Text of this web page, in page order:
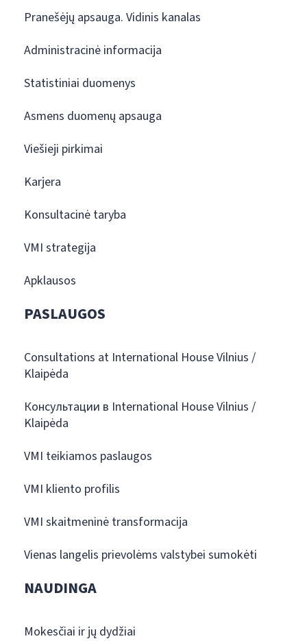
Pranešėjų apsauga. Vidinis kanalas
Administracinė informacija
Statistiniai duomenys
Asmens duomenų apsauga
Viešieji pirkimai
Karjera
Konsultacinė taryba
VMI strategija
Apklausos
PASLAUGOS
Consultations at International House Vilnius /
Klaipėda
Консультации в International House Vilnius /
Klaipėda
VMI teikiamos paslaugos
VMI kliento profilis
VMI skaitmeninė transformacija
Vienas langelis prievolėms valstybei sumokėti
NAUDINGA
Mokesčiai ir jų dydžiai